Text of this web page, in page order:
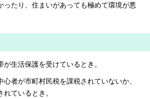
ったり、住まいがあっても極めて環境が悪
が生活保護を受けているとき。
心者が市町村民税を課税されていないか、
ているとき。